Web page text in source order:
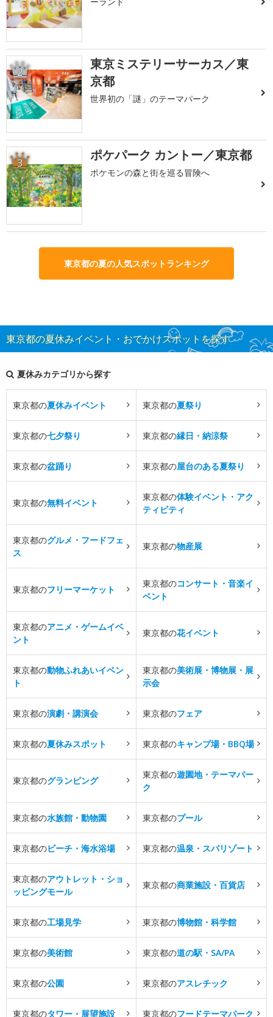
2
東京ミステリーサーカス／東
京都
世界初の「謎」のテーマパーク
3 ポケパーク カントー／東京都
ポケモンの森と街を巡る冒険へ
東京都の夏の人気スポットランキング
東京都の夏休みイベント・おでかけスポットを探す
夏休みカテゴリから探す
東京都の夏休みイベント 東京都の夏祭り
東京都の七夕祭り 東京都の縁日・納涼祭
東京都の盆踊り 東京都の屋台のある夏祭り
東京都の無料イベント
東京都の体験イベント・アク
ティビティ
東京都のグルメ・フードフェ
ス
東京都の物産展
東京都のフリーマーケット
東京都のコンサート・音楽イ
ベント
東京都のアニメ・ゲームイベ
ント
東京都の花イベント
東京都の動物ふれあいイベン
ト
東京都の美術展・博物展・展
示会
東京都の演劇・講演会 東京都のフェア
東京都の夏休みスポット 東京都のキャンプ場・BBQ場
東京都のグランピング
東京都の遊園地・テーマパー
ク
東京都の水族館・動物園 東京都のプール
東京都のビーチ・海水浴場 東京都の温泉・スパリゾート
東京都のアウトレット・ショ
ッピングモール
東京都の商業施設・百貨店
東京都の工場見学 東京都の博物館・科学館
東京都の美術館 東京都の道の駅・SA/PA
東京都の公園 東京都のアスレチック
東京都のタワー・展望施設 東京都のフードテーマパーク